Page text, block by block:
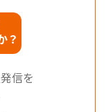
？
信を